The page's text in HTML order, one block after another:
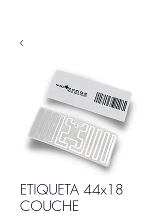
ETIQUETA 44x18
COUCHE